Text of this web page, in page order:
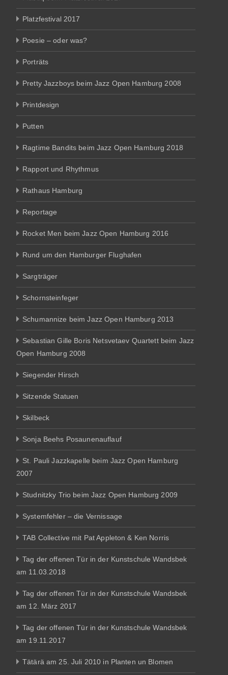
Platzfestival 2017
Poesie – oder was?
Porträts
Pretty Jazzboys beim Jazz Open Hamburg 2008
Printdesign
Putten
Ragtime Bandits beim Jazz Open Hamburg 2018
Rapport und Rhythmus
Rathaus Hamburg
Reportage
Rocket Men beim Jazz Open Hamburg 2016
Rund um den Hamburger Flughafen
Sargträger
Schornsteinfeger
Schumannize beim Jazz Open Hamburg 2013
Sebastian Gille Boris Netsvetaev Quartett beim Jazz
Open Hamburg 2008
Siegender Hirsch
Sitzende Statuen
Skilbeck
Sonja Beehs Posaunenauflauf
St. Pauli Jazzkapelle beim Jazz Open Hamburg
2007
Studnitzky Trio beim Jazz Open Hamburg 2009
Systemfehler – die Vernissage
TAB Collective mit Pat Appleton & Ken Norris
Tag der offenen Tür in der Kunstschule Wandsbek
am 11.03.2018
Tag der offenen Tür in der Kunstschule Wandsbek
am 12. März 2017
Tag der offenen Tür in der Kunstschule Wandsbek
am 19.11.2017
Tätärä am 25. Juli 2010 in Planten un Blomen